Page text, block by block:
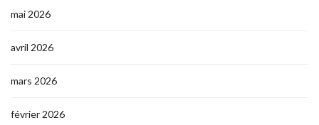
mai 2026
avril 2026
mars 2026
février 2026